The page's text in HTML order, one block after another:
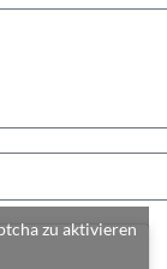
zu aktivieren